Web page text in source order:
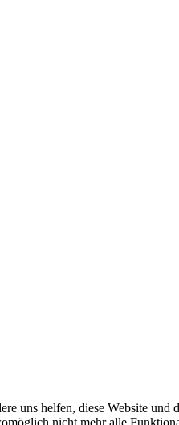
uns helfen, diese Website
nicht mehr alle